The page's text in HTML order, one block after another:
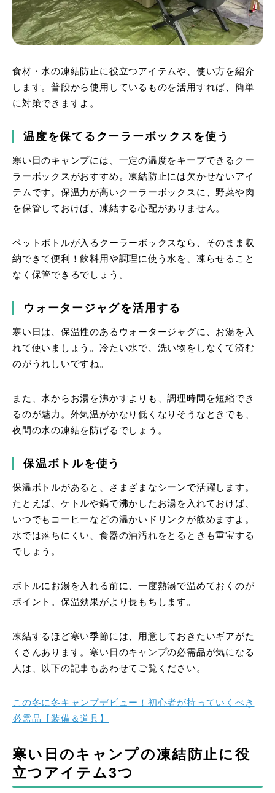
食材・水の凍結防止に役立つアイテムや、使い方を紹介
します。普段から使用しているものを活用すれば、簡単
に対策できますよ。
温度を保てるクーラーボックスを使う
寒い日のキャンプには、一定の温度をキープできるクー
ラーボックスがおすすめ。凍結防止には欠かせないアイ
テムです。保温力が高いクーラーボックスに、野菜や肉
を保管しておけば、凍結する心配がありません。
ペットボトルが入るクーラーボックスなら、そのまま収
納できて便利！飲料用や調理に使う水を、凍らせること
なく保管できるでしょう。
ウォータージャグを活用する
寒い日は、保温性のあるウォータージャグに、お湯を入
れて使いましょう。冷たい水で、洗い物をしなくて済む
のがうれしいですね。
また、水からお湯を沸かすよりも、調理時間を短縮でき
るのが魅力。外気温がかなり低くなりそうなときでも、
夜間の水の凍結を防げるでしょう。
保温ボトルを使う
保温ボトルがあると、さまざまなシーンで活躍します。
たとえば、ケトルや鍋で沸かしたお湯を入れておけば、
いつでもコーヒーなどの温かいドリンクが飲めますよ。
水では落ちにくい、食器の油汚れをとるときも重宝する
でしょう。
ボトルにお湯を入れる前に、一度熱湯で温めておくのが
ポイント。保温効果がより長もちします。
凍結するほど寒い季節には、用意しておきたいギアがた
くさんあります。寒い日のキャンプの必需品が気になる
人は、以下の記事もあわせてご覧ください。
この冬に冬キャンプデビュー！初心者が持っていくべき
必需品【装備＆道具】
寒い日のキャンプの凍結防止に役
立つアイテム3つ